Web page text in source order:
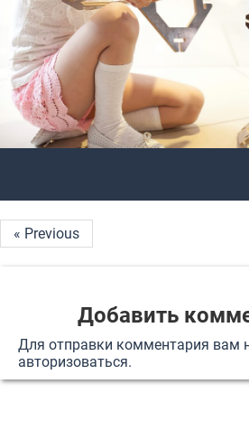
« Previous
Добавить
Для отправки комментария вам
авторизоваться.